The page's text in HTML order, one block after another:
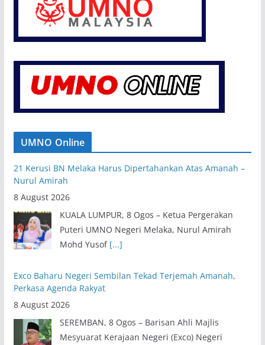
UMNO Online
21 Kerusi BN Melaka Harus Dipertahankan Atas Amanah –
Nurul Amirah
8 August 2026
KUALA LUMPUR, 8 Ogos – Ketua Pergerakan
Puteri UMNO Negeri Melaka, Nurul Amirah
Mohd Yusof [...]
Exco Baharu Negeri Sembilan Tekad Terjemah Amanah,
Perkasa Agenda Rakyat
8 August 2026
SEREMBAN, 8 Ogos – Barisan Ahli Majlis
Mesyuarat Kerajaan Negeri (Exco) Negeri